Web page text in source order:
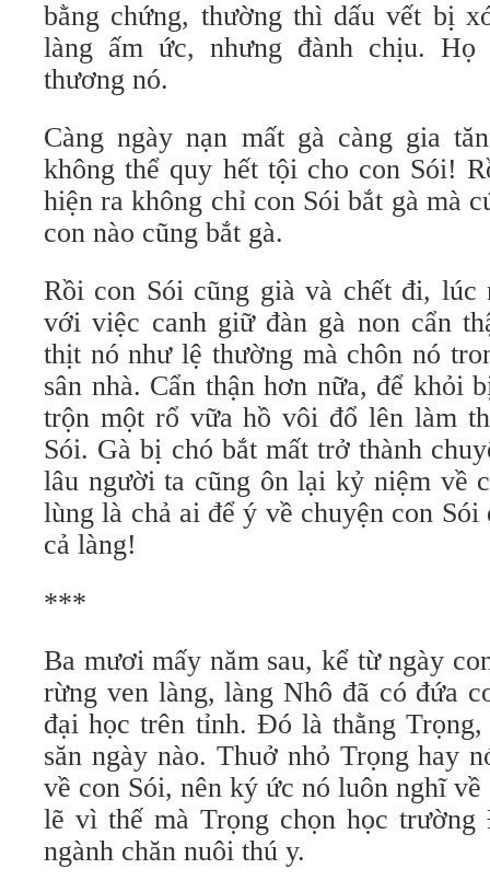
bằng chứng, thường thì dấu vết bị
làng ấm ức, nhưng đành chịu.
thương nó.
Càng ngày nạn mất gà càng gia
không thể quy hết tội cho con Sói!
hiện ra không chỉ con Sói bắt gà mà
con nào cũng bắt gà.
Rồi con Sói cũng già và chết đi, lúc
với việc canh giữ đàn gà non cẩn
thịt nó như lệ thường mà chôn nó
sân nhà. Cẩn thận hơn nữa, để khỏi
trộn một rổ vữa hồ vôi đổ lên làm
Sói. Gà bị chó bắt mất trở thành
lâu người ta cũng ôn lại kỷ niệm về
lùng là chả ai để ý về chuyện con
cả làng!
***
Ba mươi mấy năm sau, kể từ ngày
rừng ven làng, làng Nhô đã có đứa
đại học trên tỉnh. Đó là thằng
săn ngày nào. Thuở nhỏ Trọng hay
về con Sói, nên ký ức nó luôn nghĩ
lẽ vì thế mà Trọng chọn học trường
ngành chăn nuôi thú y.